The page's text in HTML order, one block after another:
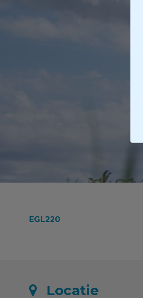
EGL220
Locatie